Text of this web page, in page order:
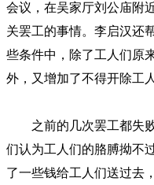
会议，在吴家厅刘公庙附
关罢工的事情。李启汉还
些条件中，除了工人们原
外，又增加了不得开除工
之前的几次罢工都失败
们认为工人们的胳膊拗不
了一些钱给工人们送过去